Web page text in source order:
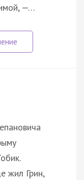
—…
жил Грин,